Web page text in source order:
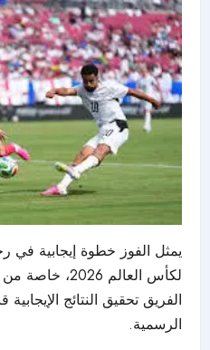
يمثل الفوز خطوة إيجابية في
لكأس العالم
الفريق تحقيق النتائج
الرسمية.